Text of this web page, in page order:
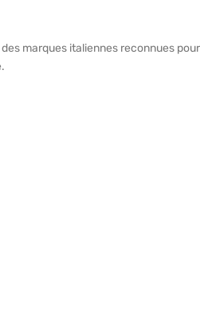
des marques italiennes reconnues